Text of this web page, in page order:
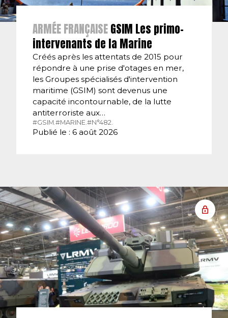
ARMÉE FRANÇAISEGSIM Les primo-
intervenants de la Marine
Créés après les attentats de 2015 pour
répondre à une prise d'otages en mer,
les Groupes spécialisés d'intervention
maritime (GSIM) sont devenus une
capacité incontournable, de la lutte
antiterroriste aux…
#GSIM.#MARINE.#N°482.
Publié le : 6 août 2026